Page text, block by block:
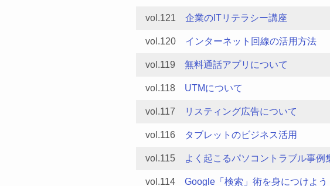
vol.121 企業のITリテラシー講座
vol.120 インターネット回線の活用方法
vol.119 無料通話アプリについて
vol.118 UTMについて
vol.117 リスティング広告について
vol.116 タブレットのビジネス活用
vol.115 よく起こるパソコントラブル事例
vol.114 Google「検索」術を身につけよう